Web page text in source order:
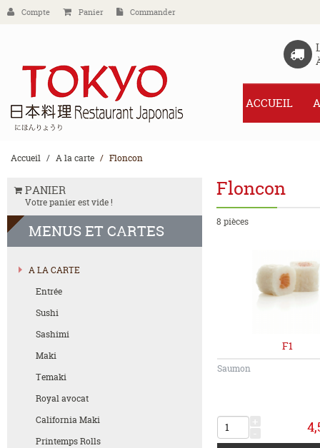
Compte Panier Commander
ACCUEIL
Accueil A la carte Floncon
PANIER
Votre panier est vide !
MENUS ET CARTES
A LA CARTE
Entrée
Sushi
Sashimi
Maki
Temaki
Royal avocat
California Maki
Printemps Rolls
Floncon
8 pièces
F1
Saumon